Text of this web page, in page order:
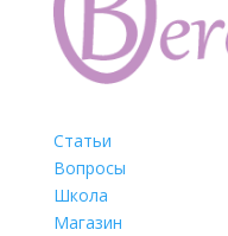
Статьи
Вопросы
Школа
Магазин